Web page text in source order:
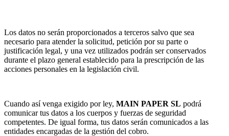
Los datos no serán proporcionados a terceros salvo que sea
necesario para atender la solicitud, petición por su parte o
justificación legal, y una vez utilizados podrán ser conservados
durante el plazo general establecido para la prescripción de las
acciones personales en la legislación civil.
Cuando así venga exigido por ley, MAIN PAPER SL podrá
comunicar tus datos a los cuerpos y fuerzas de seguridad
competentes. De igual forma, tus datos serán comunicados a las
entidades encargadas de la gestión del cobro.